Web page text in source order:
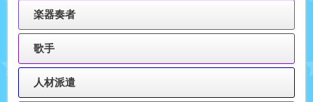
楽器奏者
歌手
人材派遣